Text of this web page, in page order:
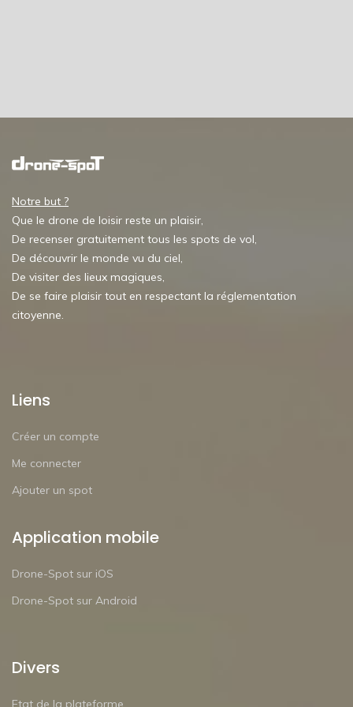
Notre but ?
Que le drone de loisir reste un plaisir,
De recenser gratuitement tous les spots de vol,
De découvrir le monde vu du ciel,
De visiter des lieux magiques,
De se faire plaisir tout en respectant la réglementation
citoyenne.
Liens
Créer un compte
Me connecter
Ajouter un spot
Application mobile
Drone-Spot sur iOS
Drone-Spot sur Android
Divers
Etat de la plateforme